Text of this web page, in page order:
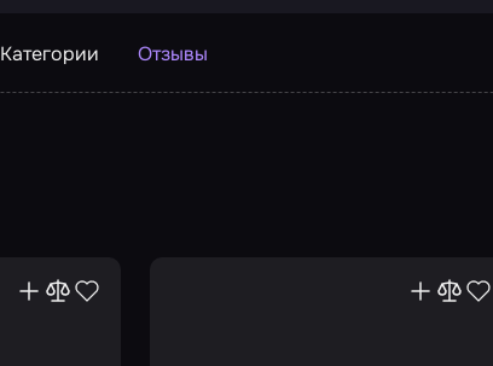
Категории Отзывы